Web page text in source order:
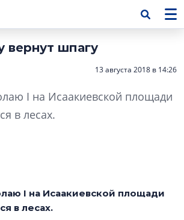
вернут шпагу
13 августа 2018 в 14:26
I на Исаакиевской площади
в лесах.
I на Исаакиевской площади
в лесах.